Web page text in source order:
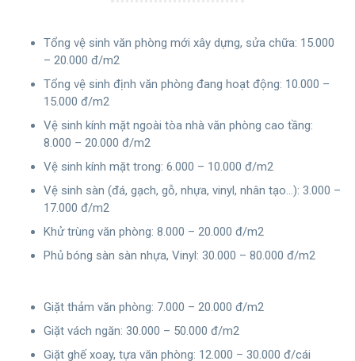
Tổng vệ sinh văn phòng mới xây dựng, sửa chữa: 15.000
– 20.000 đ/m2
Tổng vệ sinh định văn phòng đang hoạt động: 10.000 –
15.000 đ/m2
Vệ sinh kính mặt ngoài tòa nhà văn phòng cao tầng:
8.000 – 20.000 đ/m2
Vệ sinh kính mặt trong: 6.000 – 10.000 đ/m2
Vệ sinh sàn (đá, gạch, gỗ, nhựa, vinyl, nhân tạo…): 3.000 –
17.000 đ/m2
Khử trùng văn phòng: 8.000 – 20.000 đ/m2
Phủ bóng sàn sàn nhựa, Vinyl: 30.000 – 80.000 đ/m2
Giặt thảm văn phòng: 7.000 – 20.000 đ/m2
Giặt vách ngăn: 30.000 – 50.000 đ/m2
Giặt ghế xoay, tựa văn phòng: 12.000 – 30.000 đ/cái